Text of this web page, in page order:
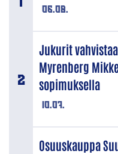
06.08.
10.07.
Jukurit
Myrenberg
sopimuksella
Osuuskauppa